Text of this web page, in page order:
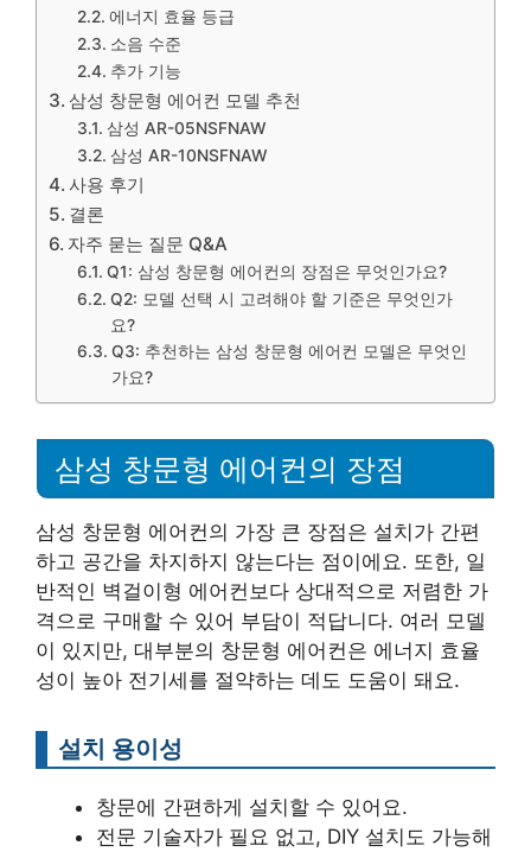
에너지 효율 등급
소음 수준
추가 기능
삼성 창문형 에어컨 모델 추천
삼성 AR-05NSFNAW
삼성 AR-10NSFNAW
사용 후기
결론
자주 묻는 질문 Q&A
Q1: 삼성 창문형 에어컨의 장점은 무엇인가요?
Q2: 모델 선택 시 고려해야 할 기준은 무엇인가
요?
Q3: 추천하는 삼성 창문형 에어컨 모델은 무엇인
가요?
삼성 창문형 에어컨의 장점
삼성 창문형 에어컨의 가장 큰 장점은 설치가 간편
하고 공간을 차지하지 않는다는 점이에요. 또한, 일
반적인 벽걸이형 에어컨보다 상대적으로 저렴한 가
격으로 구매할 수 있어 부담이 적답니다. 여러 모델
이 있지만, 대부분의 창문형 에어컨은 에너지 효율
성이 높아 전기세를 절약하는 데도 도움이 돼요.
설치 용이성
창문에 간편하게 설치할 수 있어요.
전문 기술자가 필요 없고, DIY 설치도 가능해